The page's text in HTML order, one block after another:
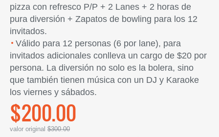
pizza con refresco P/P + 2 Lanes + 2 horas de
pura diversión + Zapatos de bowling para los 12
invitados.
Válido para 12 personas (6 por lane), para
invitados adicionales conlleva un cargo de $20 por
persona. La diversión no solo es la bolera, sino
que también tienen música con un DJ y Karaoke
los viernes y sábados.
$200.00
valor original $300.00